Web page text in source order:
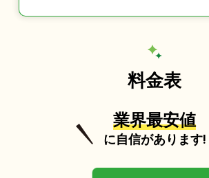
料金表
業界最安値
に自信があります!